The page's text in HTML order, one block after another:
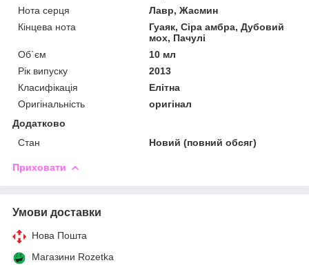
Нота серця
Лавр, Жасмин
Кінцева нота
Гуаяк, Сіра амбра, Дубовий
мох, Пачулі
Об`єм
10 мл
Рік випуску
2013
Класифікація
Елітна
Оригінальність
оригінал
Додатково
Стан
Новий (повний обсяг)
Приховати
Умови доставки
Нова Пошта
Магазини Rozetka